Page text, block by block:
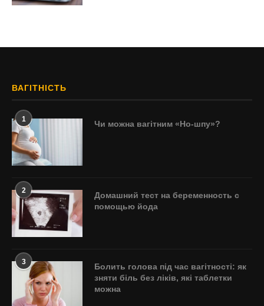
ВАГІТНІСТЬ
1
Чи можна вагітним «Но-шпу»?
2
Домашний тест на беременность с
помощью йода
3
Болить голова під час вагітності: як
зняти біль без ліків, які таблетки
можна